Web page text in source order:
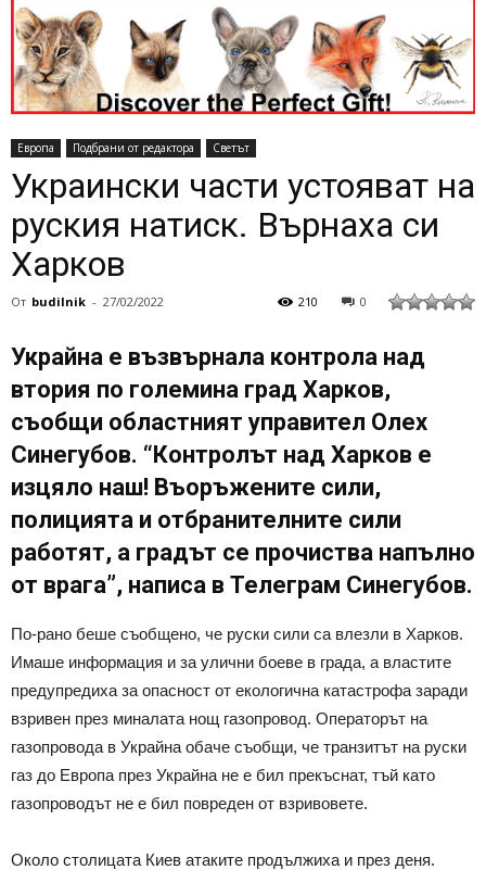
Европа Подбрани от редактора Светът
Украински части устояват на
руския натиск. Върнаха си
Харков
От budilnik - 27/02/2022 0
210
Украйна е възвърнала контрола над
втория по големина град Харков,
съобщи областният управител Олех
Синегубов. “Контролът над Харков е
изцяло наш! Въоръжените сили,
полицията и отбранителните сили
работят, а градът се прочиства напълно
от врага”, написа в Телеграм Синегубов.
По-рано беше съобщено, че руски сили са влезли в Харков.
Имаше информация и за улични боеве в града, а властите
предупредиха за опасност от екологична катастрофа заради
взривен през миналата нощ газопровод. Операторът на
газопровода в Украйна обаче съобщи, че транзитът на руски
газ до Европа през Украйна не е бил прекъснат, тъй като
газопроводът не е бил повреден от взривовете.
Около столицата Киев атаките продължиха и през деня.